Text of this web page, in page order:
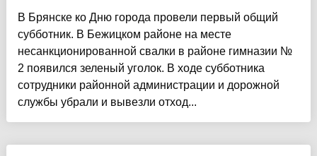
В Брянске ко Дню города провели первый общий
субботник. В Бежицком районе на месте
несанкционированной свалки в районе гимназии №
2 появился зеленый уголок. В ходе субботника
сотрудники районной администрации и дорожной
службы убрали и вывезли отход...